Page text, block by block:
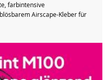
farbintensive
Airscape-Kleber für